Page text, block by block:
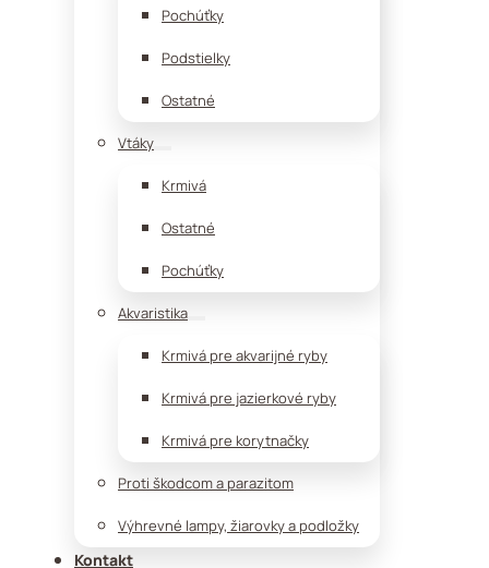
Pochúťky
Podstielky
Ostatné
Vtáky
Krmivá
Ostatné
Pochúťky
Akvaristika
Krmivá pre akvarijné ryby
Krmivá pre jazierkové ryby
Krmivá pre korytnačky
Proti škodcom a parazitom
Výhrevné lampy, žiarovky a podložky
Kontakt